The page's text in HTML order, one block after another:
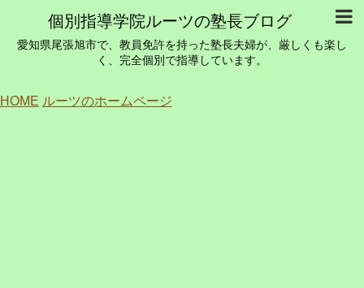
個別指導学院ルーツの塾長ブログ
愛知県尾張旭市で、教員免許を持った塾長夫婦が、厳しくも楽し
く、完全個別で指導しています。
HOME ルーツのホームページ